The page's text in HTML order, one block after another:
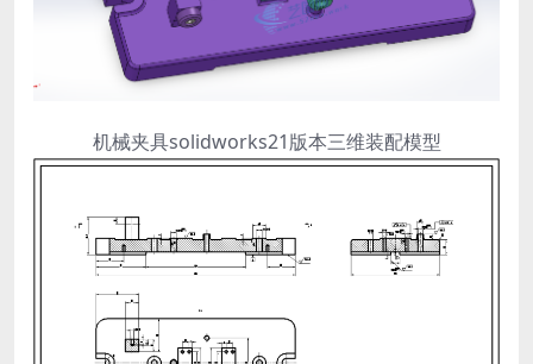
机械夹具solidworks21版本三维装配模型